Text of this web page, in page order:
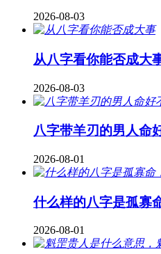
2026-08-03
从八字看你能否成大
2026-08-03
八字带羊刃的男人命
2026-08-01
什么样的八字是孤寡
2026-08-01